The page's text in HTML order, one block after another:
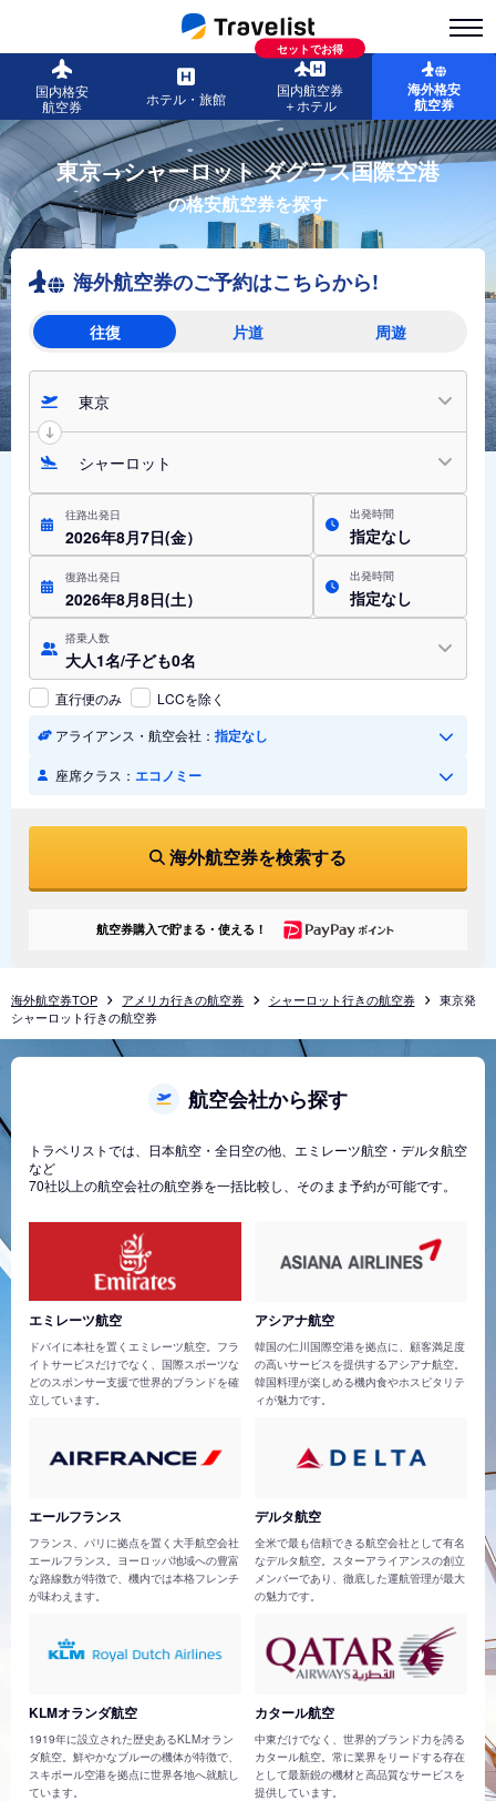
国内格安
航空券
ホテル・旅館
セットでお得
国内航空券
＋ホテル
海外格安
航空券
東京→シャーロット ダグラス国際空港
の格安航空券を探す
海外航空券のご予約はこちらから!
往復 片道 周遊
東京
シャーロット
往路出発日
2026年8月7日(金）
出発時間
指定なし
復路出発日
2026年8月8日(土）
出発時間
指定なし
搭乗人数
大人1名/子ども0名
直行便のみ
LCCを除く
アライアンス・航空会社： 指定なし
座席クラス： エコノミー
海外航空券を検索する
航空券購入で貯まる・使える！
海外航空券TOP アメリカ行きの航空券 シャーロット行きの航空券
東京発
シャーロット行きの航空券
航空会社から探す
トラベリストでは、日本航空・全日空の他、エミレーツ航空・デルタ航空
など
70社以上の航空会社の航空券を一括比較し、そのまま予約が可能です。
エミレーツ航空
ドバイに本社を置くエミレーツ航空。フラ
イトサービスだけでなく、国際スポーツな
どのスポンサー支援で世界的ブランドを確
立しています。
アシアナ航空
韓国の仁川国際空港を拠点に、顧客満足度
の高いサービスを提供するアシアナ航空。
韓国料理が楽しめる機内食やホスピタリテ
ィが魅力です。
エールフランス
フランス、パリに拠点を置く大手航空会社
エールフランス。ヨーロッパ地域への豊富
な路線数が特徴で、機内では本格フレンチ
が味わえます。
デルタ航空
全米で最も信頼できる航空会社として有名
なデルタ航空。スターアライアンスの創立
メンバーであり、徹底した運航管理が最大
の魅力です。
KLMオランダ航空
1919年に設立された歴史あるKLMオラン
ダ航空。鮮やかなブルーの機体が特徴で、
スキポール空港を拠点に世界各地へ就航し
ています。
カタール航空
中東だけでなく、世界的ブランド力を誇る
カタール航空。常に業界をリードする存在
として最新鋭の機材と高品質なサービスを
提供しています。